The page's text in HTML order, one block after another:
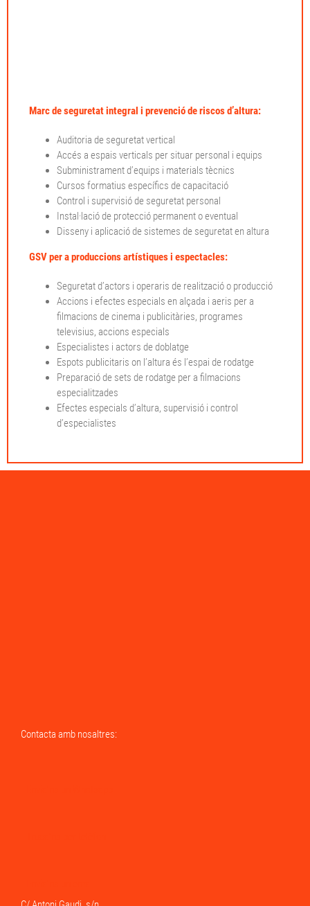
Marc de seguretat integral i prevenció de riscos d’altura:
Auditoria de seguretat vertical
Accés a espais verticals per situar personal i equips
Subministrament d’equips i materials tècnics
Cursos formatius específics de capacitació
Control i supervisió de seguretat personal
Instal·lació de protecció permanent o eventual
Disseny i aplicació de sistemes de seguretat en altura
GSV per a produccions artístiques i espectacles:
Seguretat d’actors i operaris de realització o producció
Accions i efectes especials en alçada i aeris per a
filmacions de cinema i publicitàries, programes
televisius, accions especials
Especialistes i actors de doblatge
Espots publicitaris on l’altura és l’espai de rodatge
Preparació de sets de rodatge per a filmacions
especialitzades
Efectes especials d’altura, supervisió i control
d’especialistes
Contacta amb nosaltres: